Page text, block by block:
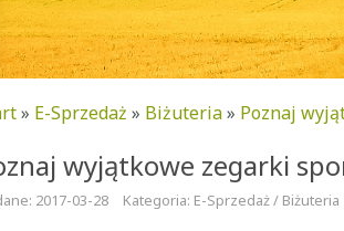
» E-Sprzedaż » Biżuteria» Poznaj
wyjątkowe zegarki
2017-03-28 Kategoria: E-Sprzedaż / Biżuteria